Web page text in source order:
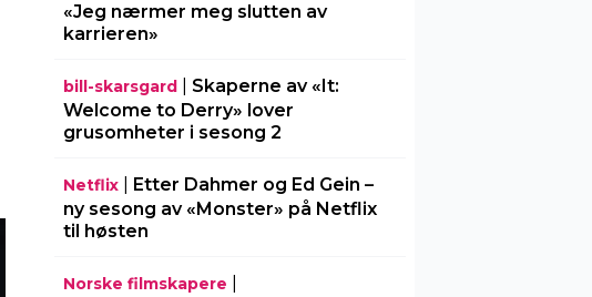
«Jeg nærmer meg slutten av
karrieren»
bill-skarsgard| Skaperne av «It:
Welcome to Derry» lover
grusomheter i sesong 2
Netflix| Etter Dahmer og Ed Gein –
ny sesong av «Monster» på Netflix
til høsten
Norske filmskapere